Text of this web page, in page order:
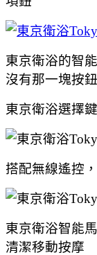
東京衛浴的智
沒有那一塊按
東京衛浴選擇
搭配無線遙控
東京衛浴智能
清潔移動按摩